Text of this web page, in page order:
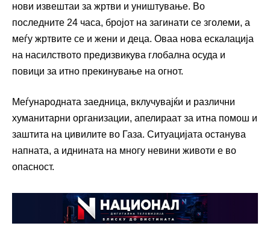
нови извештаи за жртви и уништување. Во
последните 24 часа, бројот на загинати се зголеми, а
меѓу жртвите се и жени и деца. Оваа нова ескалација
на насилството предизвикува глобална осуда и
повици за итно прекинување на огнот.
Меѓународната заедница, вклучувајќи и различни
хуманитарни организации, апелираат за итна помош и
заштита на цивилите во Газа. Ситуацијата останува
напната, а иднината на многу невини животи е во
опасност.